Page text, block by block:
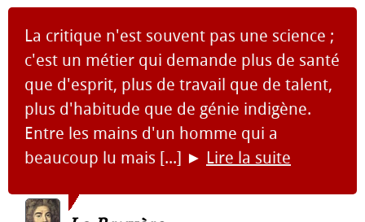
La critique n'est souvent pas une science ;
c'est un métier qui demande plus de santé
que d'esprit, plus de travail que de talent,
plus d'habitude que de génie indigène.
Entre les mains d'un homme qui a
beaucoup lu mais [...] ► Lire la suite